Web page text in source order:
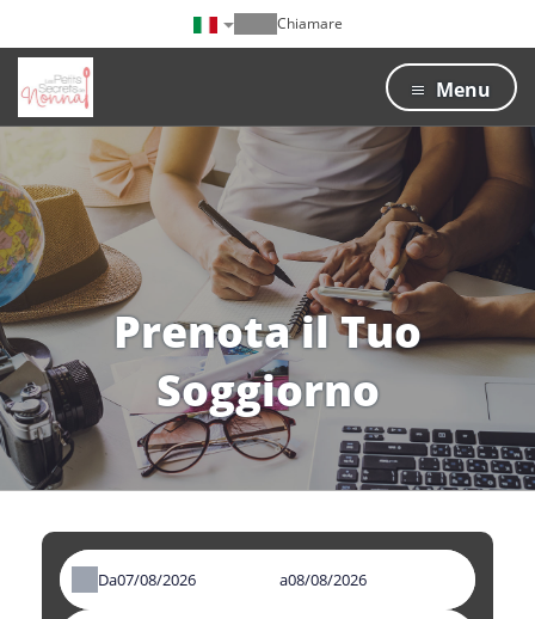
Chiamare
Menu
Prenota il Tuo
Soggiorno
Da a